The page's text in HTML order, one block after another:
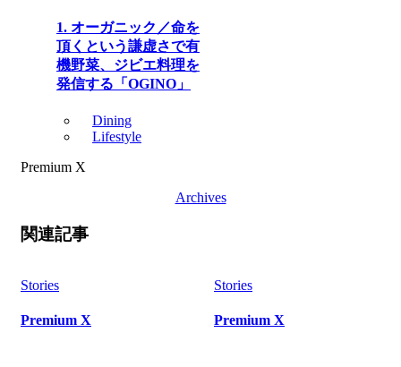
1. オーガニック／命を
頂くという謙虚さで有
機野菜、ジビエ料理を
発信する「OGINO」
Dining
Lifestyle
Premium X
Archives
関連記事
Stories
Premium X
Stories
Premium X